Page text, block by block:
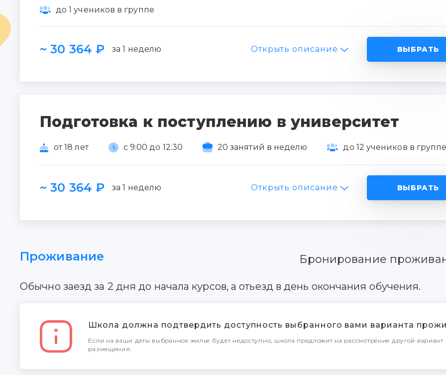
до 1 учеников в группе
Открыть описание
~ 30 364 ₽ за 1 неделю ВЫБРАТЬ
Подготовка к поступлению в университет
от 18 лет с 9:00 до 12:30 20 занятий в неделю до 12 учеников в
Открыть описание
~ 30 364 ₽ за 1 неделю ВЫБРАТЬ
Проживание Бронирование
Обычно заезд за 2 дня до начала курсов, а отьезд в день окончания обучения.
Школа должна подтвердить доступность выбранного вами варианта
Если на ваши даты выбранное жилье будет недоступно, школа предложит на рассмотрение другой вариант
размещения.